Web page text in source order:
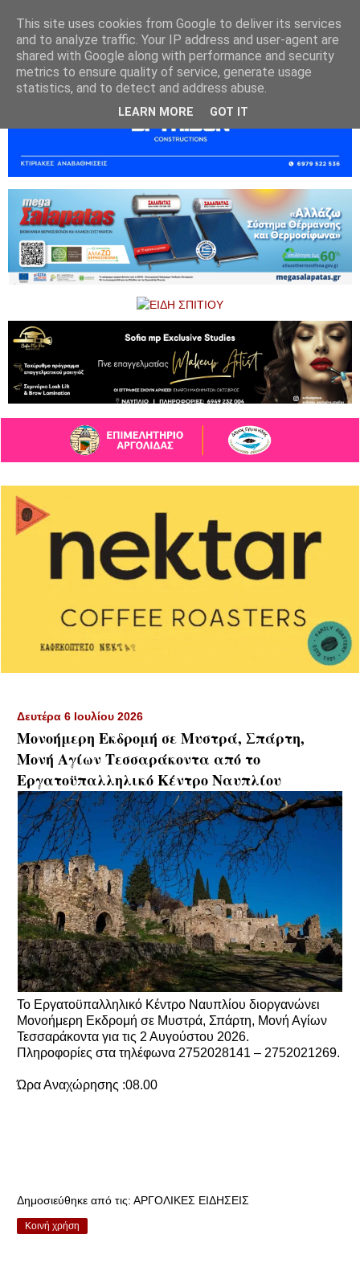
Δευτέρα 6 Ιουλίου 2026
Μονοήμερη Εκδρομή σε Μυστρά, Σπάρτη,
Μονή Αγίων Τεσσαράκοντα από το
Εργατοϋπαλληλικό Κέντρο Ναυπλίου
Το Εργατοϋπαλληλικό Κέντρο Ναυπλίου διοργανώνει
Μονοήμερη Εκδρομή σε Μυστρά, Σπάρτη, Μονή Αγίων
Τεσσαράκοντα για τις 2 Αυγούστου 2026.
Πληροφορίες στα τηλέφωνα 2752028141 – 2752021269.
Ώρα Αναχώρησης :08.00
Δημοσιεύθηκε από τις: ΑΡΓΟΛΙΚΕΣ ΕΙΔΗΣΕΙΣ
Κοινή χρήση
This site uses cookies from Google to deliver its services
and to analyze traffic. Your IP address and user-agent are
shared with Google along with performance and security
metrics to ensure quality of service, generate usage
statistics, and to detect and address abuse.
LEARN MORE GOT IT